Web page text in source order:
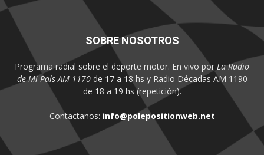
SOBRE NOSOTROS
Programa radial sobre el deporte motor. En vivo por La Radio
de Mi País AM 1170de 17 a 18 hs y Radio Décadas AM 1190
de 18 a 19 hs (repetición).
Contactanos: info@polepositionweb.net